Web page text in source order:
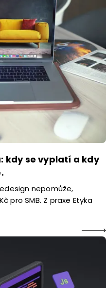
kdy se vyplatí a kdy
nepomůže,
pro SMB. Z praxe Etyka